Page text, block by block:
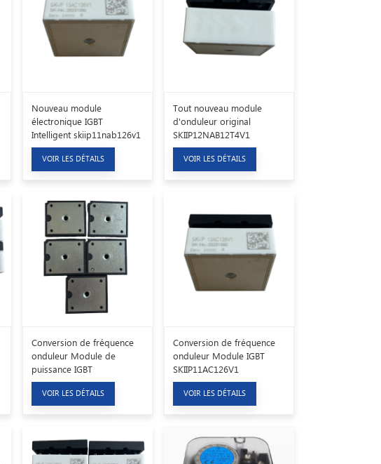
Nouveau module
électronique IGBT
Intelligent skiip11nab126v1
VOIR LES DÉTAILS
Tout nouveau module
d'onduleur original
SKIIP12NAB12T4V1
VOIR LES DÉTAILS
Conversion de fréquence
onduleur Module de
puissance IGBT
SKIIP12AC126V1
VOIR LES DÉTAILS
Conversion de fréquence
onduleur Module IGBT
SKIIP11AC126V1
VOIR LES DÉTAILS